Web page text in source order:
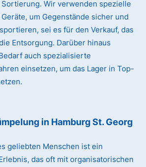
Wir verwenden spezielle
um Gegenstände sicher und
sei es für den Verkauf, das
Entsorgung. Darüber hinaus
auch spezialisierte
einsetzen, um das Lager in Top-
in Hamburg St. Georg
geliebten Menschen ist ein
das oft mit organisatorischen